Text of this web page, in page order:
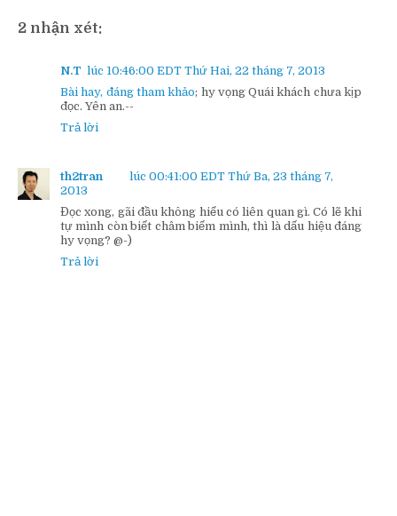
2 nhận xét:
N.T lúc 10:46:00 EDT Thứ Hai, 22 tháng 7, 2013
Bài hay, đáng tham khảo; hy vọng Quái khách chưa kịp
đọc. Yên an.--
Trả lời
th2tran
lúc 00:41:00 EDT Thứ Ba, 23 tháng 7,
2013
Đọc xong, gãi đầu không hiểu có liên quan gì. Có lẽ khi
tự mình còn biết châm biếm mình, thì là dấu hiệu đáng
hy vọng? @-)
Trả lời